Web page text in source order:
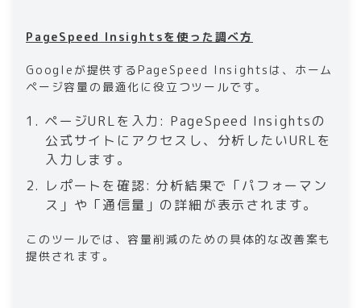
PageSpeed Insightsを使った調べ方
Googleが提供するPageSpeed Insightsは、ホーム
ページ容量の最適化に役立つツールです。
ページURLを入力: PageSpeed Insightsの
公式サイトにアクセスし、分析したいURLを
入力します。
レポートを確認: 分析結果で「パフォーマン
ス」や「通信量」の詳細が表示されます。
このツールでは、容量削減のための具体的な改善案も
提供されます。